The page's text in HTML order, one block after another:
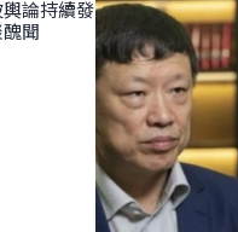
論持續發
聞